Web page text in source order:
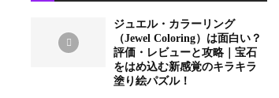
ジュエル・カラーリング
（Jewel Coloring）は面白い？
評価・レビューと攻略｜宝石
をはめ込む新感覚のキラキラ
塗り絵パズル！